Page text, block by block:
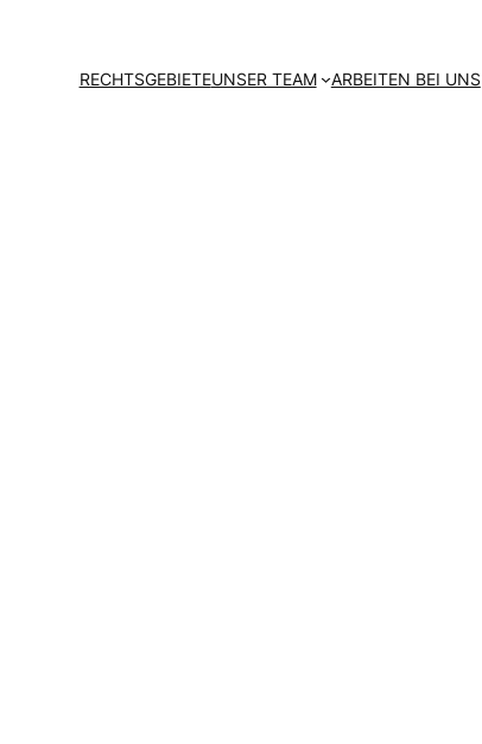
RECHTSGEBIETEUNSER TEAM ARBEITEN BEI UNS